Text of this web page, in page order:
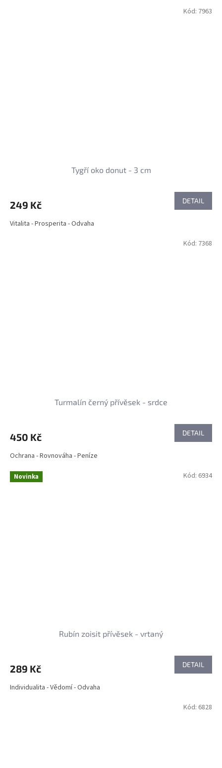
Tygří oko donut - 3 cm
249 Kč DETAIL
Vitalita - Prosperita - Odvaha
Kód: 7963
Turmalín černý přívěsek - srdce
450 Kč DETAIL
Ochrana - Rovnováha - Peníze
Kód: 7368
Novinka
Rubín zoisit přívěsek - vrtaný
289 Kč DETAIL
Individualita - Vědomí - Odvaha
Kód: 6934
Kód: 6828